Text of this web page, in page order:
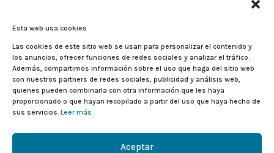
Esta web usa cookies
Las cookies de este sitio web se usan para personalizar el contenido y
los anuncios, ofrecer funciones de redes sociales y analizar el tráfico.
Además, compartimos información sobre el uso que haga del sitio web
con nuestros partners de redes sociales, publicidad y análisis web,
quienes pueden combinarla con otra información que les haya
proporcionado o que hayan recopilado a partir del uso que haya hecho de
sus servicios. Leer más
Aceptar
Alcalá de Henares
CC El Val L-233, C/Valladolid 2, 28804